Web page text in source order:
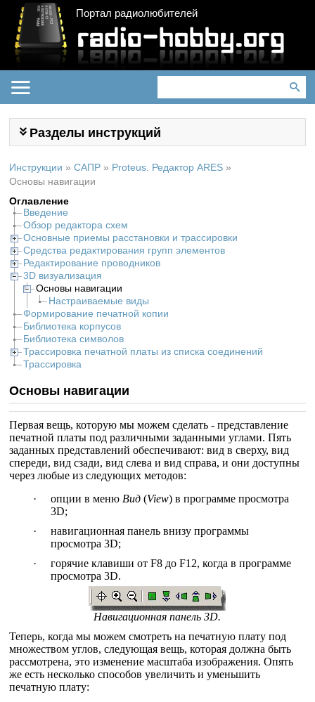
Портал радиолюбителей
Разделы инструкций
Инструкции » САПР » Proteus. Редактор ARES »
Основы навигации
Оглавление
Введение
Обзор редактора схем
Основные приемы расстановки и трассировки
Средства редактирования групп элементов
Редактирование проводников
3D визуализация
Основы навигации
Настраиваемые виды
Формирование печатной копии
Библиотека корпусов
Библиотека символов
Трассировка печатной платы из списка соединений
Трассировка
Основы навигации
Первая вещь, которую мы можем сделать - представление
печатной платы под различными заданными углами. Пять
заданных представлений обеспечивают: вид в сверху, вид
спереди, вид сзади, вид слева и вид справа, и они доступны
через любые из следующих методов:
·
опции в меню Вид (View) в программе просмотра
3D;
·
навигационная панель внизу программы
просмотра 3D;
·
горячие клавиши от F8 до F12, когда в программе
просмотра 3D.
Навигационная панель 3D.
Теперь, когда мы можем смотреть на печатную плату под
множеством углов, следующая вещь, которая должна быть
рассмотрена, это изменение масштаба изображения. Опять
же есть несколько способов увеличить и уменьшить
печатную плату: